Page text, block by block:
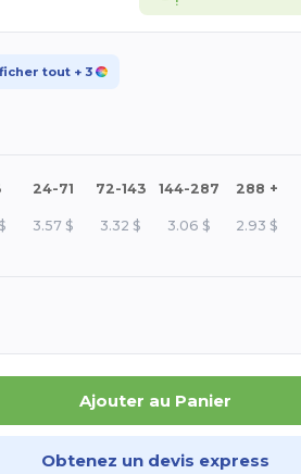
tout + 3
24-71 72-143 144-287 288 +
$ 3.57 $ 3.32 $ 3.06 $ 2.93 $
Ajouter au Panier
Obtenez un devis express